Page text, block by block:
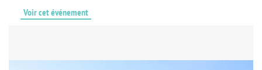
Voir cet événement